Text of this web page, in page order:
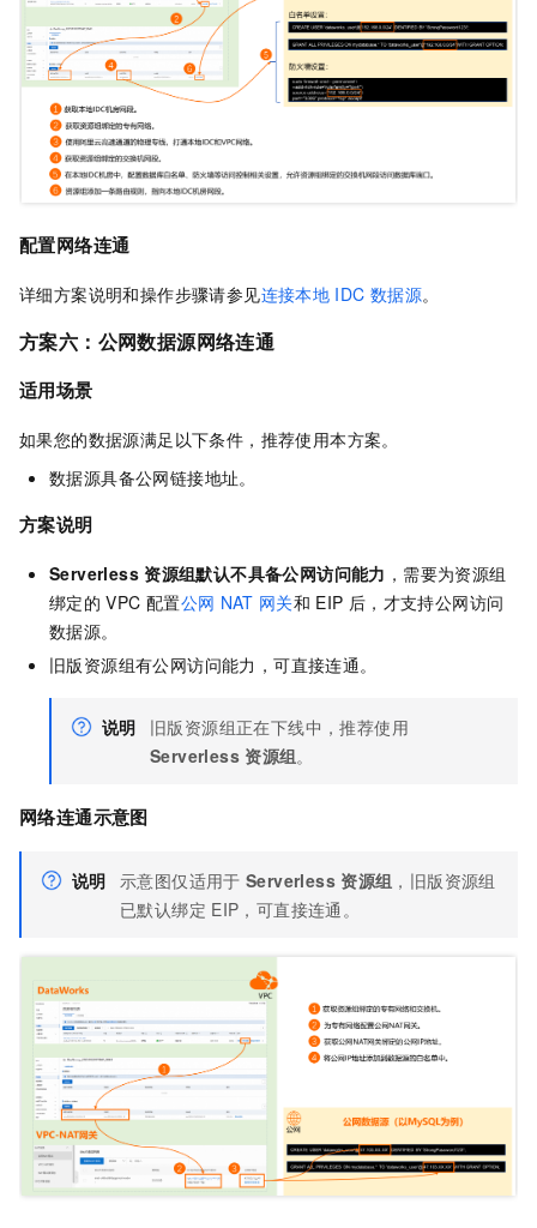
配置网络连通
详细方案说明和操作步骤请参见连接本地 IDC 数据源。
方案六：公网数据源网络连通
适用场景
如果您的数据源满足以下条件，推荐使用本方案。
数据源具备公网链接地址。
方案说明
Serverless 资源组默认不具备公网访问能力 ，需要为资源组
绑定的 VPC 配置公网 NAT 网关和 EIP 后，才支持公网访问
数据源。
旧版资源组有公网访问能力，可直接连通。
说明
旧版资源组正在下线中，推荐使用
Serverless 资源组。
网络连通示意图
说明 示意图仅适用于 Serverless 资源组 ，旧版资源组
已默认绑定 EIP，可直接连通。